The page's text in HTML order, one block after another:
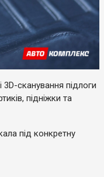
сканування підлоги
підніжки та
під конкретну